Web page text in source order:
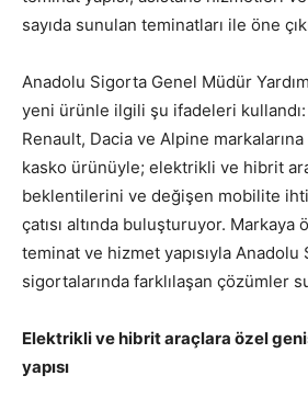
sayıda sunulan teminatları ile öne
Anadolu Sigorta Genel Müdür
yeni ürünle ilgili şu ifadeleri
Renault, Dacia ve Alpine
kasko ürünüyle; elektrikli ve hibrit
beklentilerini ve değişen mobilite
çatısı altında buluşturuyor. Markaya
teminat ve hizmet yapısıyla Anadolu
sigortalarında farklılaşan çözümler
Elektrikli ve hibrit araçlara özel
yapısı